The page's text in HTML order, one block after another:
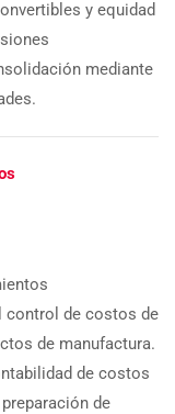
y equidad
mediante
control de costos de
de manufactura.
de costos
de